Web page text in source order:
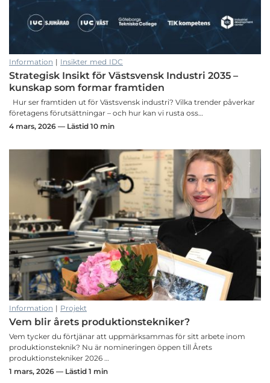
Information | Insikter med IDC
Strategisk Insikt för Västsvensk Industri 2035 –
kunskap som formar framtiden
Hur ser framtiden ut för Västsvensk industri? Vilka trender påverkar
företagens förutsättningar – och hur kan vi rusta oss…
4 mars, 2026 — Lästid 10 min
Information | Projekt
Vem blir årets produktionstekniker?
Vem tycker du förtjänar att uppmärksammas för sitt arbete inom
produktionsteknik? Nu är nomineringen öppen till Årets
produktionstekniker 2026 …
1 mars, 2026 — Lästid 1 min